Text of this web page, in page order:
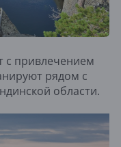
с привлечением
рядом с
области.